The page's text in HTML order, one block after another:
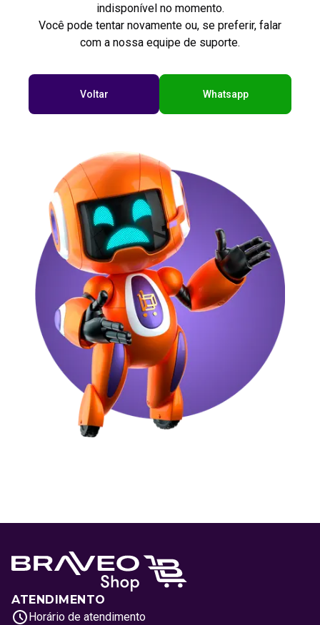
indisponível no momento.
Você pode tentar novamente ou, se preferir, falar
com a nossa equipe de suporte.
Voltar Whatsapp
ATENDIMENTO
Horário de atendimento